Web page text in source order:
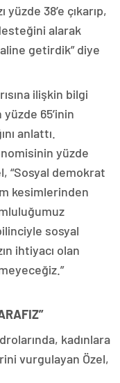
38’e çıkarıp,
alarak
getirdik” diye
ilişkin bilgi
65’inin
anlattı.
yüzde
“Sosyal demokrat
kesimlerinden
sosyal
ihtiyacı olan
kadınlara
vurgulayan Özel,